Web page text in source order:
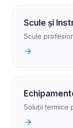
Scule și
Scule
Soluții termice